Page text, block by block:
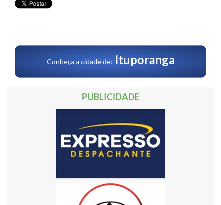
Conheça a cidade de: Ituporanga
PUBLICIDADE